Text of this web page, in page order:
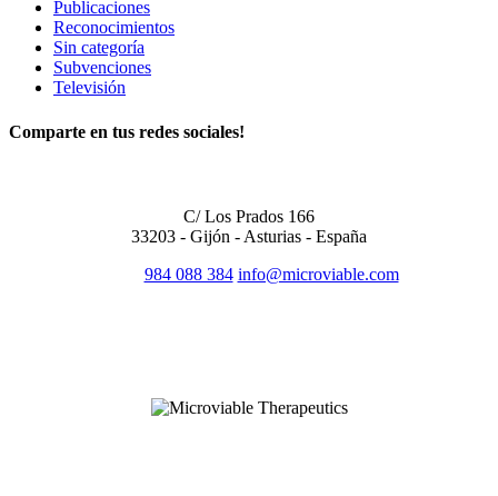
Publicaciones
Reconocimientos
Sin categoría
Subvenciones
Televisión
Comparte en tus redes sociales!
C/ Los Prados 166
33203 - Gijón - Asturias - España
984 088 384 info@microviable.com